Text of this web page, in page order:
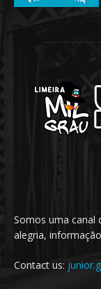
Somos uma canal
alegria,
Contact us: